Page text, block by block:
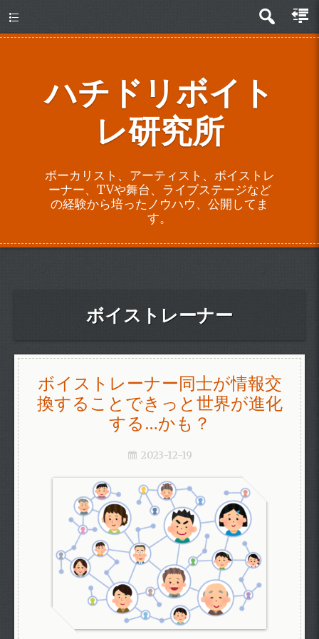
ハチドリボイト
レ研究所
ボーカリスト、アーティスト、ボイストレ
ーナー、TVや舞台、ライブステージなど
の経験から培ったノウハウ、公開してま
す。
ボイストレーナー
ボイストレーナー同士が情報交
換することできっと世界が進化
する…かも？
2023-12-19